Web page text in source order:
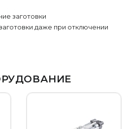
заготовки
даже при отключении